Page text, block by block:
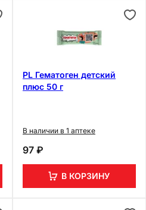
PL Гематоген детский
плюс 50 г
В наличии в 1 аптеке
97 ₽
В КОРЗИНУ